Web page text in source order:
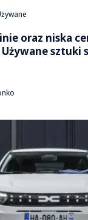
oraz niska
sztuki